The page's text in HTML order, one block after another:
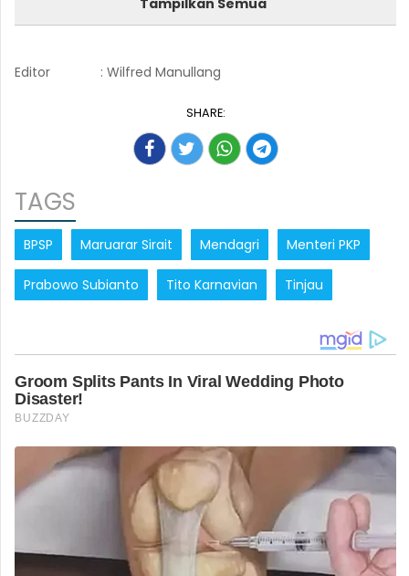
Editor : Wilfred Manullang
SHARE:
TAGS
BPSP Maruarar Sirait Mendagri Menteri PKP
Prabowo Subianto Tito Karnavian Tinjau